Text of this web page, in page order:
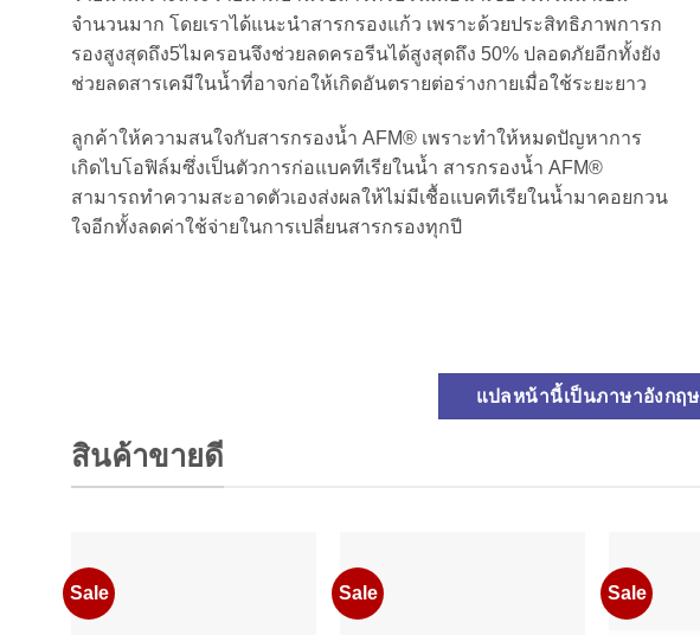
จำนวนมาก โดยเราได้แนะนำสารกรองแก้ว เพราะด้วยประสิทธิภาพการก
รองสูงสุดถึง5ไมครอนจึงช่วยลดครอรีนได้สูงสุดถึง 50% ปลอดภัยอีกทั้งยัง
ช่วยลดสารเคมีในน้ำที่อาจก่อให้เกิดอันตรายต่อร่างกายเมื่อใช้ระยะยาว
ลูกค้าให้ความสนใจกับสารกรองน้ำ AFM® เพราะทำให้หมดปัญหาการ
เกิดไบโอฟิล์มซึ่งเป็นตัวการก่อแบคทีเรียในน้ำ สารกรองน้ำ AFM®
สามารถทำความสะอาดตัวเองส่งผลให้ไม่มีเชื้อแบคทีเรียในน้ำมาคอยกวน
ใจอีกทั้งลดค่าใช้จ่ายในการเปลี่ยนสารกรองทุกปี
แปลหน้านี้เป็นภาษาอังกฤษ
สินค้าขายดี
Sale Sale Sale